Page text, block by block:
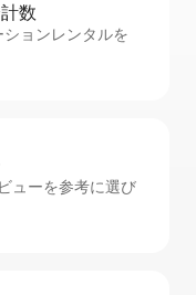
数
ョンレンタルを
ューを参考に選び